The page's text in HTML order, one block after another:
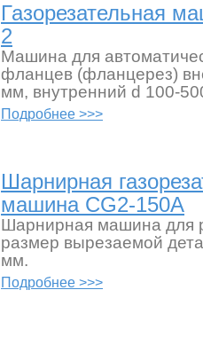
Газорезательная
2
Машина для
фланцев (фланцерез)
мм, внутренний d 100-
Подробнее >>>
Шарнирная
машина CG2-150A
Шарнирная машина для
размер вырезаемой
мм.
Подробнее >>>